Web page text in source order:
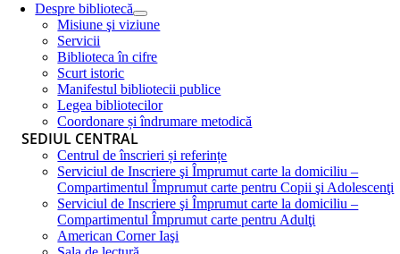
Despre bibliotecă
Misiune şi viziune
Servicii
Biblioteca în cifre
Scurt istoric
Manifestul bibliotecii publice
Legea bibliotecilor
Coordonare și îndrumare metodică
SEDIUL CENTRAL
Centrul de înscrieri și referințe
Serviciul de Inscriere şi Împrumut carte la domiciliu –
Compartimentul Împrumut carte pentru Copii şi Adolescenţi
Serviciul de Inscriere şi Împrumut carte la domiciliu –
Compartimentul Împrumut carte pentru Adulţi
American Corner Iaşi